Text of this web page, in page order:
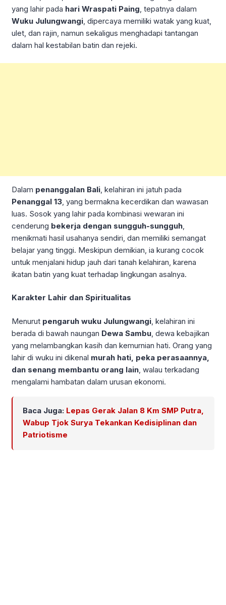
yang lahir pada hari Wraspati Paing, tepatnya dalam
Wuku Julungwangi, dipercaya memiliki watak yang kuat,
ulet, dan rajin, namun sekaligus menghadapi tantangan
dalam hal kestabilan batin dan rejeki.
Dalam penanggalan Bali , kelahiran ini jatuh pada
Penanggal 13 , yang bermakna kecerdikan dan wawasan
luas. Sosok yang lahir pada kombinasi wewaran ini
cenderung bekerja dengan sungguh-sungguh
menikmati hasil usahanya sendiri, dan memiliki semangat
belajar yang tinggi. Meskipun demikian, ia kurang cocok
untuk menjalani hidup jauh dari tanah kelahiran, karena
ikatan batin yang kuat terhadap lingkungan asalnya.
Karakter Lahir dan Spiritualitas
Menurut pengaruh wuku Julungwangi , kelahiran ini
berada di bawah naungan Dewa Sambu , dewa kebajikan
yang melambangkan kasih dan kemurnian hati. Orang yang
lahir di wuku ini dikenal murah hati, peka perasaannya,
dan senang membantu orang lain , walau terkadang
mengalami hambatan dalam urusan ekonomi.
Baca Juga: Lepas Gerak Jalan 8 Km SMP Putra,
Wabup Tjok Surya Tekankan Kedisiplinan dan
Patriotisme